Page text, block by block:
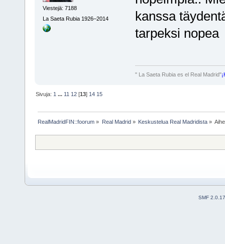
Viestejä: 7188
La Saeta Rubia 1926–2014
kanssa
tarpeksi
" La Saeta Rubia es el Real Madrid"
Sivuja: 1 ... 11 12 [13] 14 15
RealMadridFIN::foorum » Real Madrid » Keskustelua Real Madridista»
SMF 2.0.17